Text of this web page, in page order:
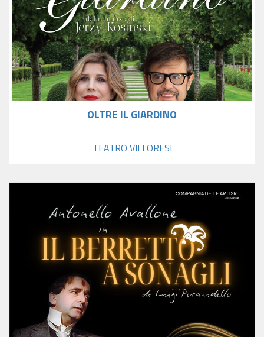
OLTRE IL GIARDINO
TEATRO VILLORESI